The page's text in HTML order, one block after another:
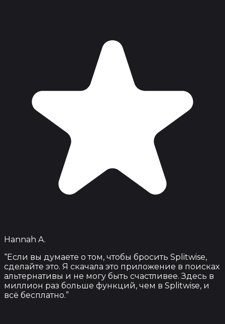
Hannah A.
“Если вы думаете о том, чтобы бросить Splitwise,
сделайте это. Я скачала это приложение в поисках
альтернативы и не могу быть счастливее. Здесь в
миллион раз больше функций, чем в Splitwise, и
всё бесплатно.”